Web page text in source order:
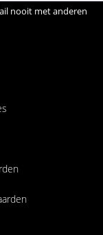
nooit met anderen